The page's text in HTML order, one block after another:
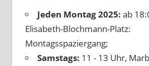
Jeden Montag 2025: ab
Elisabeth-Blochmann-Platz:
Montagsspaziergang;
Samstags: 11 - 13 Uhr,